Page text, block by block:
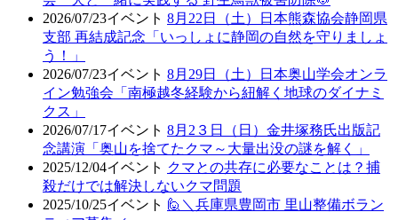
2026/07/23イベント 8月22日（土）日本熊森協会静岡県
支部 再結成記念「いっしょに静岡の自然を守りましょ
う！」
2026/07/23イベント 8月29日（土）日本奥山学会オンラ
イン勉強会「南極越冬経験から紐解く地球のダイナミ
クス」
2026/07/17イベント 8月2３日（日）金井塚務氏出版記
念講演「奥山を捨てたクマ～大量出没の謎を解く」
2025/12/04イベント クマとの共存に必要なことは？捕
殺だけでは解決しないクマ問題
2025/10/25イベント 🙋＼兵庫県豊岡市 里山整備ボラン